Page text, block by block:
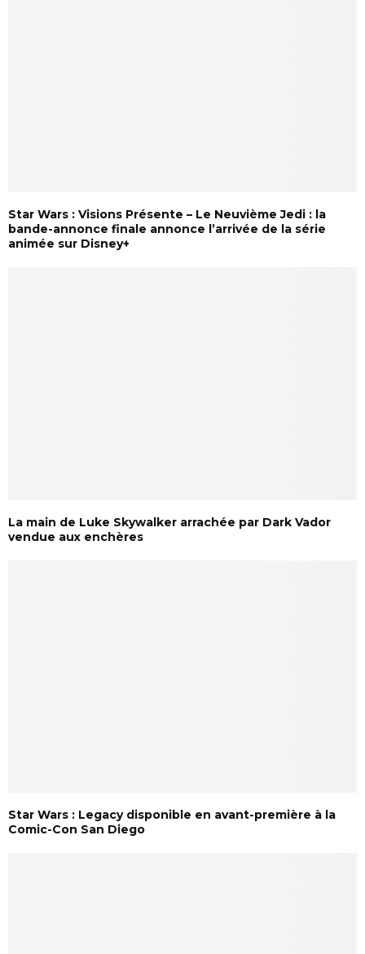
Star Wars : Visions Présente – Le Neuvième Jedi : la
bande-annonce finale annonce l’arrivée de la série
animée sur Disney+
La main de Luke Skywalker arrachée par Dark Vador
vendue aux enchères
Star Wars : Legacy disponible en avant-première à la
Comic-Con San Diego